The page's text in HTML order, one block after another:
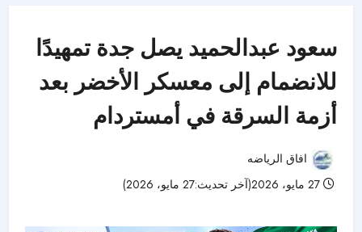
سعود عبدالحميد يصل جدة تمهيدًا
للانضمام إلى معسكر الأخضر بعد
أزمة السرقة في أمستردام
افاق الرياضه
27 مايو، 2026(آخر تحديث:27 مايو، 2026)